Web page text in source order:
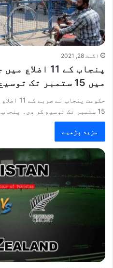
اگست 28, 2021
پنجاب کے 11
میں 15 ستمبر تک توسیع
حکومت
15 ستمبر تک توسیع کر دی۔ پنجاب…
مزید پڑھیے